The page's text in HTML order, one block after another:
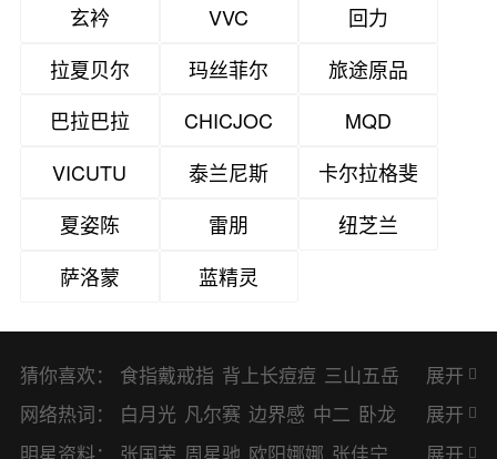
玄衿
VVC
回力
拉夏贝尔
玛丝菲尔
旅途原品
巴拉巴拉
CHICJOC
MQD
VICUTU
泰兰尼斯
卡尔拉格斐
夏姿陈
雷朋
纽芝兰
萨洛蒙
蓝精灵
猜你喜欢： 食指戴戒指 背上长痘痘 三山五岳
避暑胜地
展开
网络热词：
白月光 凡尔赛 边界感 中二 卧龙
凤雏 二次元 KPI EMO CP BUG
展开
明星资料：
张国荣 周星驰 欧阳娜娜 张佳宁 展开